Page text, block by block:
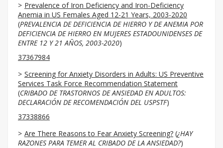
Prevalence of Iron Deficiency and Iron-Deficiency
Anemia in US Females Aged 12-21 Years, 2003-2020
(PREVALENCIA DE DEFICIENCIA DE HIERRO Y DE ANEMIA POR
DEFICIENCIA DE HIERRO EN MUJERES ESTADOUNIDENSES DE
ENTRE 12 Y 21 AÑOS, 2003-2020)
37367984
Screening for Anxiety Disorders in Adults: US Preventive
Services Task Force Recommendation Statement
(CRIBADO DE TRASTORNOS DE ANSIEDAD EN ADULTOS:
DECLARACIÓN DE RECOMENDACIÓN DEL USPSTF)
37338866
Are There Reasons to Fear Anxiety Screening? (¿HAY
RAZONES PARA TEMER AL CRIBADO DE LA ANSIEDAD?)